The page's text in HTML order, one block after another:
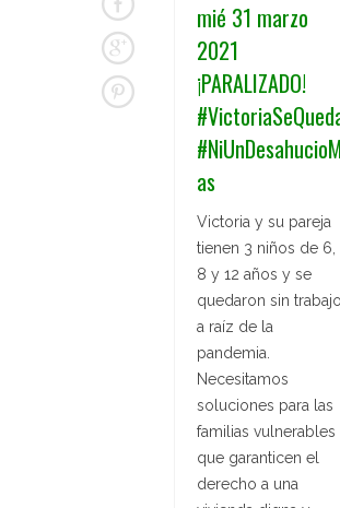
mié 31 marzo
2021
¡PARALIZADO!
as
Victoria y su pareja
tienen 3 niños de 6,
8 y 12 años y se
quedaron sin trabajo
a raíz de la
pandemia.
Necesitamos
soluciones para las
familias vulnerables
que garanticen el
derecho a una